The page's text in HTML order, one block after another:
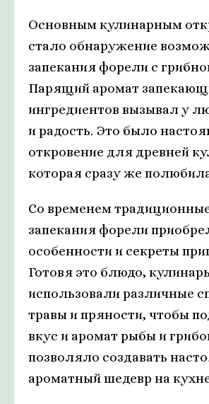
Основным кулинарным
стало обнаружение
запекания форели с
Парящий аромат
ингредиентов вызывал у
и радость. Это было
откровение для древней
которая сразу же
Со временем
запекания форели
особенности и секреты
Готовя это блюдо,
использовали различные
травы и пряности, чтобы
вкус и аромат рыбы и
позволяло создавать
ароматный шедевр на